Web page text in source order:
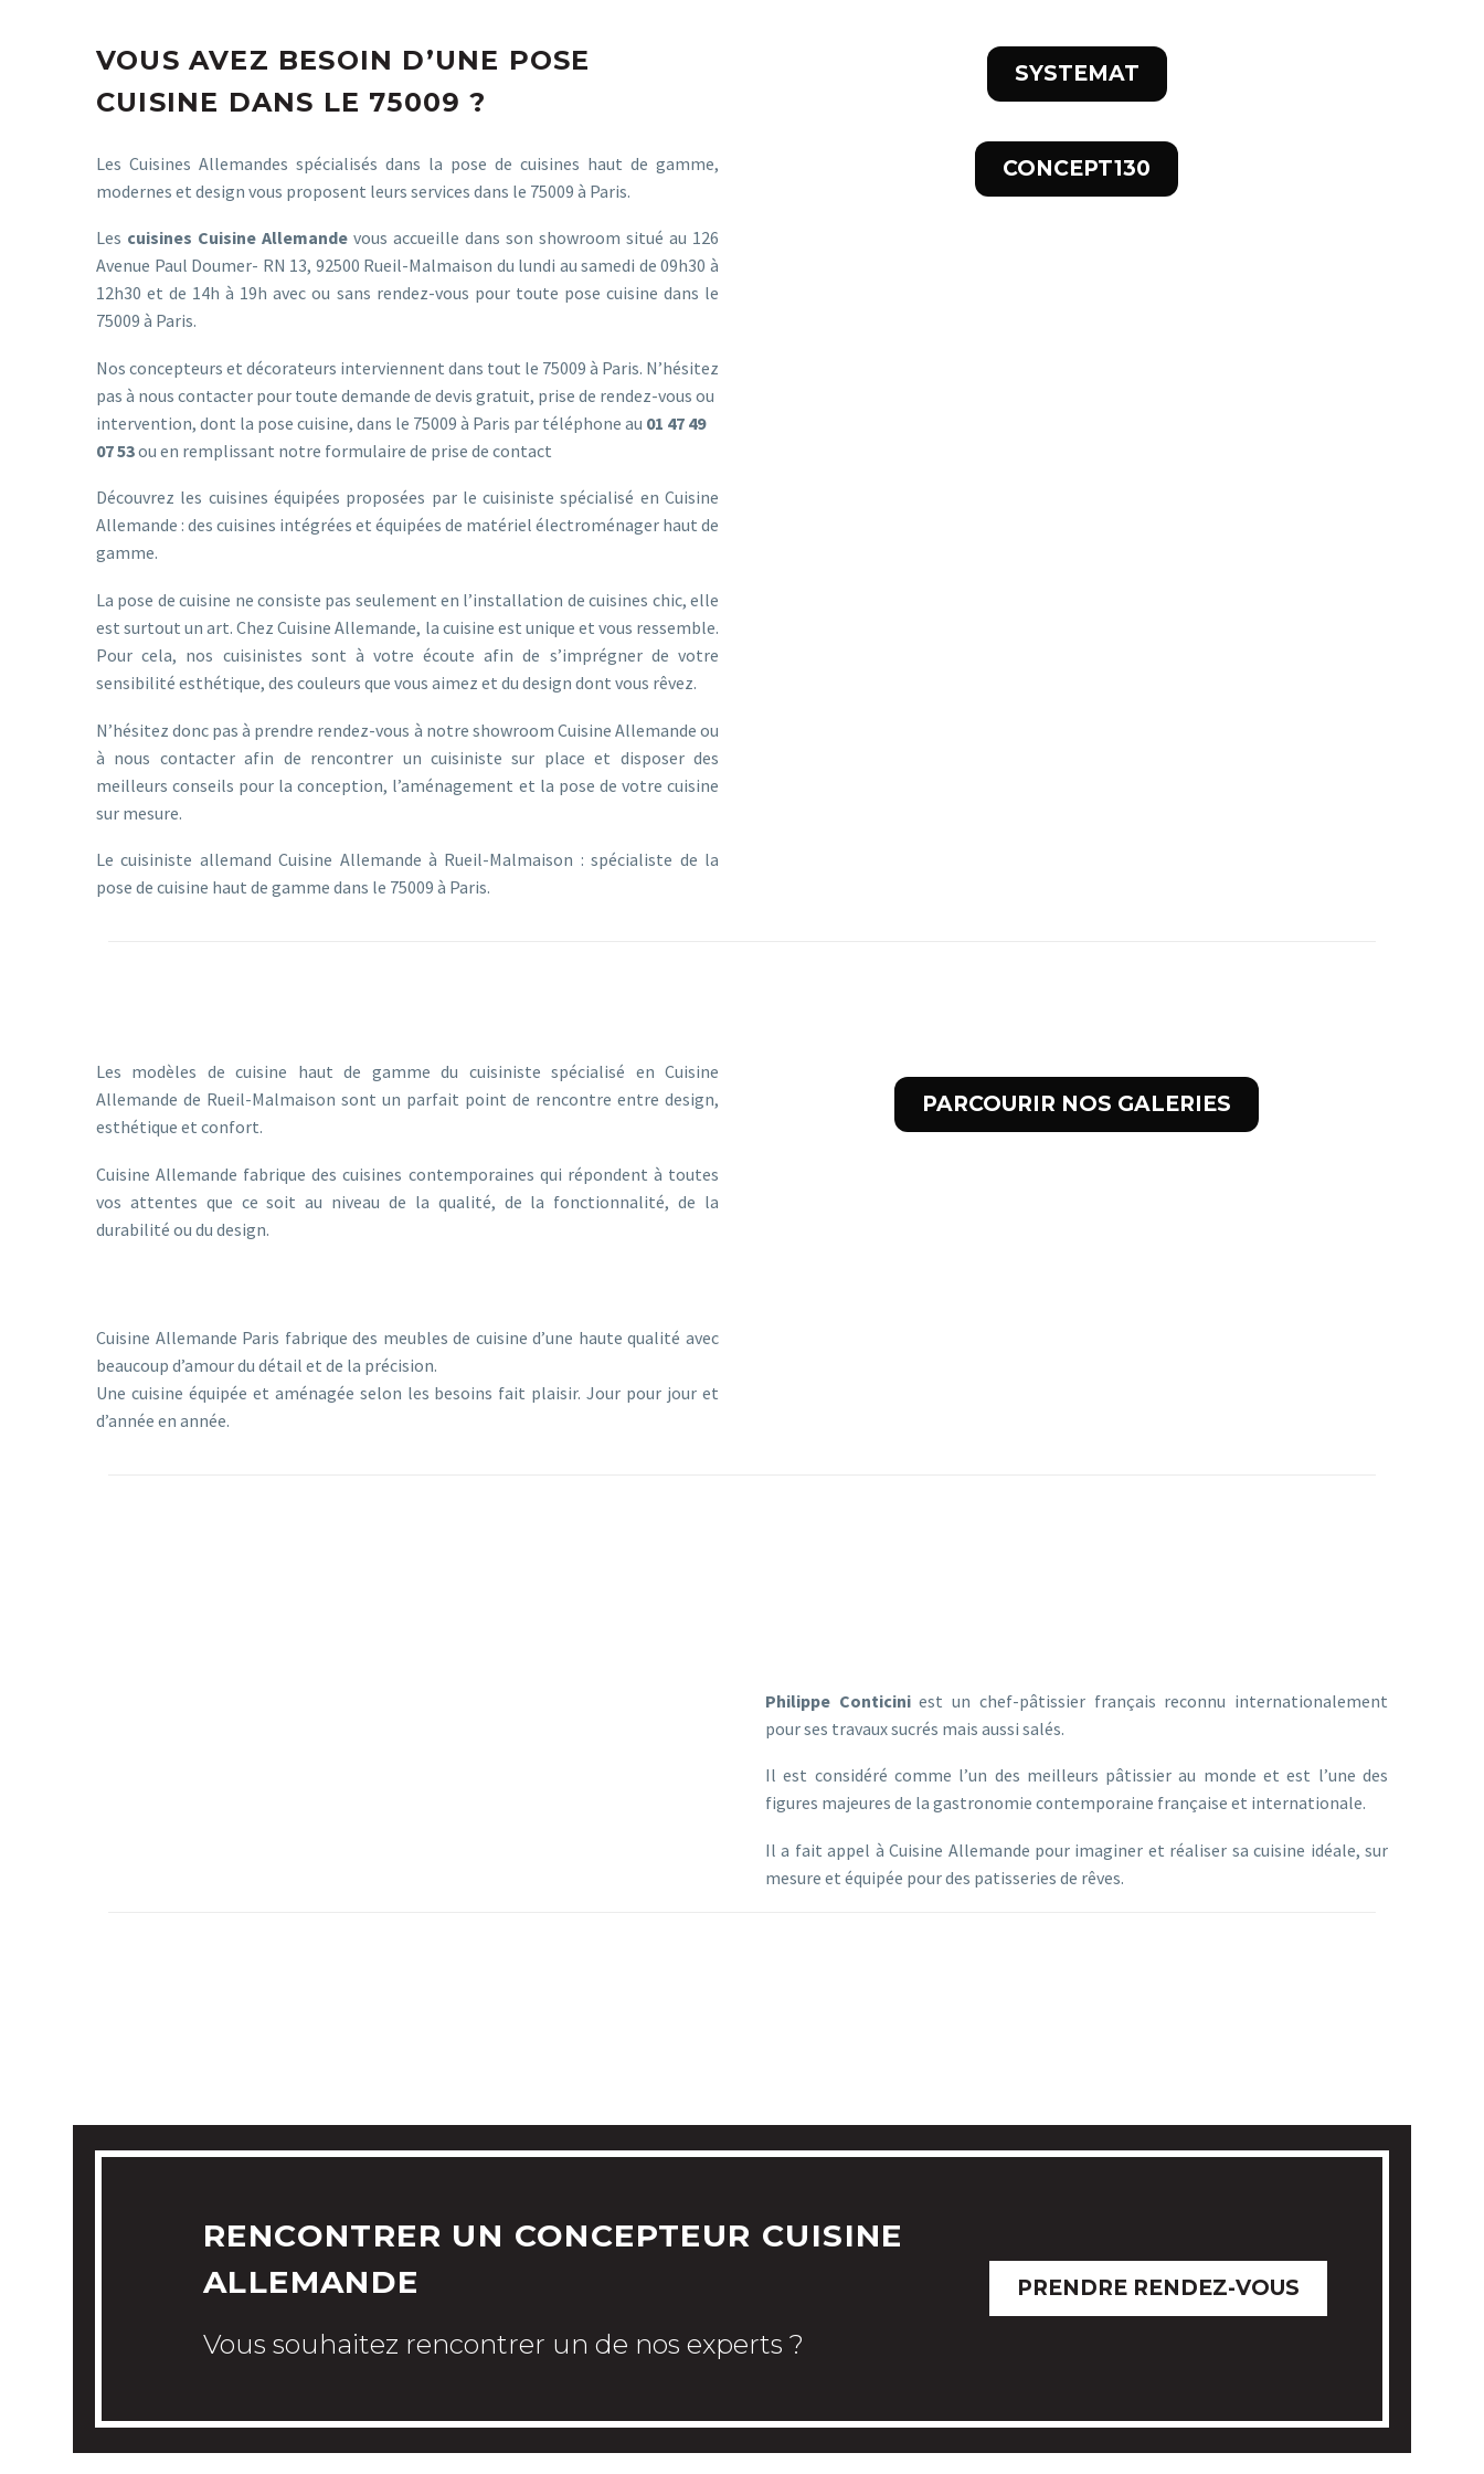
VOUS AVEZ BESOIN D’UNE POSE
CUISINE DANS LE 75009 ?
Les Cuisines Allemandes spécialisés dans la pose de cuisines haut de gamme,
modernes et design vous proposent leurs services dans le 75009 à Paris.
Les cuisines Cuisine Allemande vous accueille dans son showroom situé au 126
Avenue Paul Doumer- RN 13, 92500 Rueil-Malmaison du lundi au samedi de 09h30 à
12h30 et de 14h à 19h avec ou sans rendez-vous pour toute pose cuisine dans le
75009 à Paris.
Nos concepteurs et décorateurs interviennent dans tout le 75009 à Paris. N’hésitez
pas à nous contacter pour toute demande de devis gratuit, prise de rendez-vous ou
intervention, dont la pose cuisine, dans le 75009 à Paris par téléphone au 01 47 49
07 53ou en remplissant notre formulaire de prise de contact
Découvrez les cuisines équipées proposées par le cuisiniste spécialisé en Cuisine
Allemande : des cuisines intégrées et équipées de matériel électroménager haut de
gamme.
La pose de cuisine ne consiste pas seulement en l’installation de cuisines chic, elle
est surtout un art. Chez Cuisine Allemande, la cuisine est unique et vous ressemble.
Pour cela, nos cuisinistes sont à votre écoute afin de s’imprégner de votre
sensibilité esthétique, des couleurs que vous aimez et du design dont vous rêvez.
N’hésitez donc pas à prendre rendez-vous à notre showroom Cuisine Allemande ou
à nous contacter afin de rencontrer un cuisiniste sur place et disposer des
meilleurs conseils pour la conception, l’aménagement et la pose de votre cuisine
sur mesure.
Le cuisiniste allemand Cuisine Allemande à Rueil-Malmaison : spécialiste de la
pose de cuisine haut de gamme dans le 75009 à Paris.
SYSTEMAT
CONCEPT130
Les modèles de cuisine haut de gamme du cuisiniste spécialisé en Cuisine
Allemande de Rueil-Malmaison sont un parfait point de rencontre entre design,
esthétique et confort.
Cuisine Allemande fabrique des cuisines contemporaines qui répondent à toutes
vos attentes que ce soit au niveau de la qualité, de la fonctionnalité, de la
durabilité ou du design.
Cuisine Allemande Paris fabrique des meubles de cuisine d’une haute qualité avec
beaucoup d’amour du détail et de la précision.
Une cuisine équipée et aménagée selon les besoins fait plaisir. Jour pour jour et
d’année en année.
PARCOURIR NOS GALERIES
Philippe Conticiniest un chef-pâtissier français reconnu internationalement
pour ses travaux sucrés mais aussi salés.
Il est considéré comme l’un des meilleurs pâtissier au monde et est l’une des
figures majeures de la gastronomie contemporaine française et internationale.
Il a fait appel à Cuisine Allemande pour imaginer et réaliser sa cuisine idéale, sur
mesure et équipée pour des patisseries de rêves.
RENCONTRER UN CONCEPTEUR CUISINE
ALLEMANDE
Vous souhaitez rencontrer un de nos experts ?
PRENDRE RENDEZ-VOUS